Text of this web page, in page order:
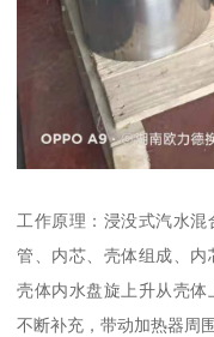
工作原理：浸没式汽水
管、内芯、壳体组成、
壳体内水盘旋上升从壳
不断补充，带动加热器周